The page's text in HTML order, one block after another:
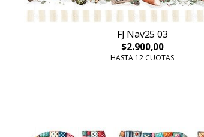
FJ Nav25 03
$2.900,00
HASTA 12 CUOTAS